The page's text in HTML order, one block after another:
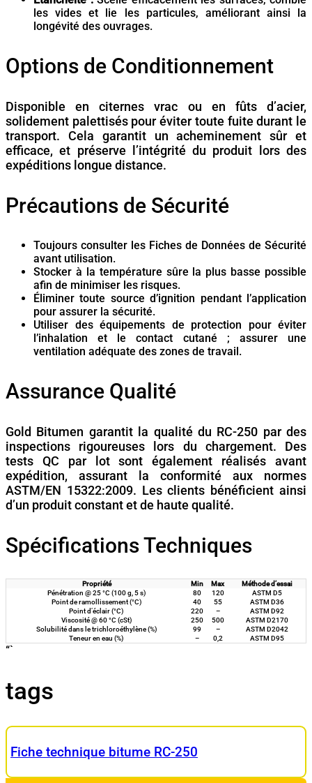
les vides et lie les particules, améliorant ainsi la
longévité des ouvrages.
Options de Conditionnement
Disponible en citernes vrac ou en fûts d’acier,
solidement palettisés pour éviter toute fuite durant le
transport. Cela garantit un acheminement sûr et
efficace, et préserve l’intégrité du produit lors des
expéditions longue distance.
Précautions de Sécurité
Toujours consulter les Fiches de Données de Sécurité
avant utilisation.
Stocker à la température sûre la plus basse possible
afin de minimiser les risques.
Éliminer toute source d’ignition pendant l’application
pour assurer la sécurité.
Utiliser des équipements de protection pour éviter
l’inhalation et le contact cutané ; assurer une
ventilation adéquate des zones de travail.
Assurance Qualité
Gold Bitumen garantit la qualité du RC-250 par des
inspections rigoureuses lors du chargement. Des
tests QC par lot sont également réalisés avant
expédition, assurant la conformité aux normes
ASTM/EN 15322:2009. Les clients bénéficient ainsi
d’un produit constant et de haute qualité.
Spécifications Techniques
Propriété Min Max
Méthode d’essai
Pénétration @ 25 °C (100 g, 5 s)
80 120
ASTM D5
Point de ramollissement (°C)
40 55
ASTM D36
Point d’éclair (°C)
220 –
ASTM D92
Viscosité @ 60 °C (cSt)
250 500
ASTM D2170
Solubilité dans le trichloroéthylène (%)
99 –
ASTM D2042
Teneur en eau (%)
– 0,2 ASTM D95
“`
tags
Fiche technique bitume RC-250